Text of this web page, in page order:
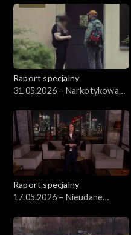
Raport specjalny
31.05.2026 – Narkotykowa
Raport specjalny
17.05.2026 – Nieudane